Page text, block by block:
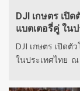
DJI เกษตร เปิ
แบตเตอรี่คู่ ใน
DJI เกษตร เปิดตั
ในประเทศไทย ณ